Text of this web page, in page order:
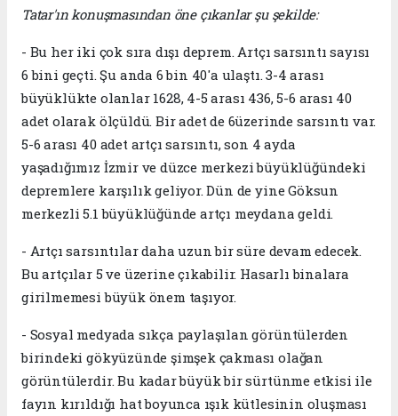
Tatar'ın konuşmasından öne çıkanlar şu şekilde:
- Bu her iki çok sıra dışı deprem. Artçı sarsıntı sayısı
6 bini geçti. Şu anda 6 bin 40'a ulaştı. 3-4 arası
büyüklükte olanlar 1628, 4-5 arası 436, 5-6 arası 40
adet olarak ölçüldü. Bir adet de 6üzerinde sarsıntı var.
5-6 arası 40 adet artçı sarsıntı, son 4 ayda
yaşadığımız İzmir ve düzce merkezi büyüklüğündeki
depremlere karşılık geliyor. Dün de yine Göksun
merkezli 5.1 büyüklüğünde artçı meydana geldi.
- Artçı sarsıntılar daha uzun bir süre devam edecek.
Bu artçılar 5 ve üzerine çıkabilir. Hasarlı binalara
girilmemesi büyük önem taşıyor.
- Sosyal medyada sıkça paylaşılan görüntülerden
birindeki gökyüzünde şimşek çakması olağan
görüntülerdir. Bu kadar büyük bir sürtünme etkisi ile
fayın kırıldığı hat boyunca ışık kütlesinin oluşması